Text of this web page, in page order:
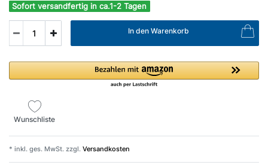
Sofort versandfertig in ca.1-2 Tagen
In den Warenkorb
Wunschliste
* inkl. ges. MwSt. zzgl. Versandkosten